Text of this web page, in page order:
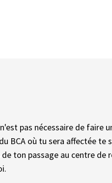
pas nécessaire de faire
BCA où tu sera affectée te
ton passage au centre de